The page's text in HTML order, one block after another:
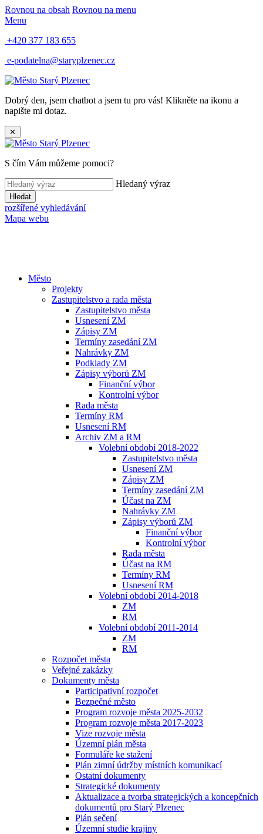
Rovnou na obsah Rovnou na menu
Menu
+420 377 183 655
e-podatelna@staryplzenec.cz
Dobrý den, jsem chatbot a jsem tu pro vás! Klikněte na ikonu a
napište mi dotaz.
✕
S čím Vám můžeme pomoci?
Hledaný výraz
Hledat
rozšířené vyhledávání
Mapa webu
Město
Projekty
Zastupitelstvo a rada města
Zastupitelstvo města
Usnesení ZM
Zápisy ZM
Termíny zasedání ZM
Nahrávky ZM
Podklady ZM
Zápisy výborů ZM
Finanční výbor
Kontrolní výbor
Rada města
Termíny RM
Usnesení RM
Archiv ZM a RM
Volební období 2018-2022
Zastupitelstvo města
Usnesení ZM
Zápisy ZM
Termíny zasedání ZM
Účast na ZM
Nahrávky ZM
Zápisy výborů ZM
Finanční výbor
Kontrolní výbor
Rada města
Účast na RM
Termíny RM
Usnesení RM
Volební období 2014-2018
ZM
RM
Volební období 2011-2014
ZM
RM
Rozpočet města
Veřejné zakázky
Dokumenty města
Participativní rozpočet
Bezpečné město
Program rozvoje města 2025-2032
Program rozvoje města 2017-2023
Vize rozvoje města
Územní plán města
Formuláře ke stažení
Plán zimní údržby místních komunikací
Ostatní dokumenty
Strategické dokumenty
Aktualizace a tvorba strategických a koncepčních
dokumentů pro Starý Plzenec
Plán sečení
Územní studie krajiny